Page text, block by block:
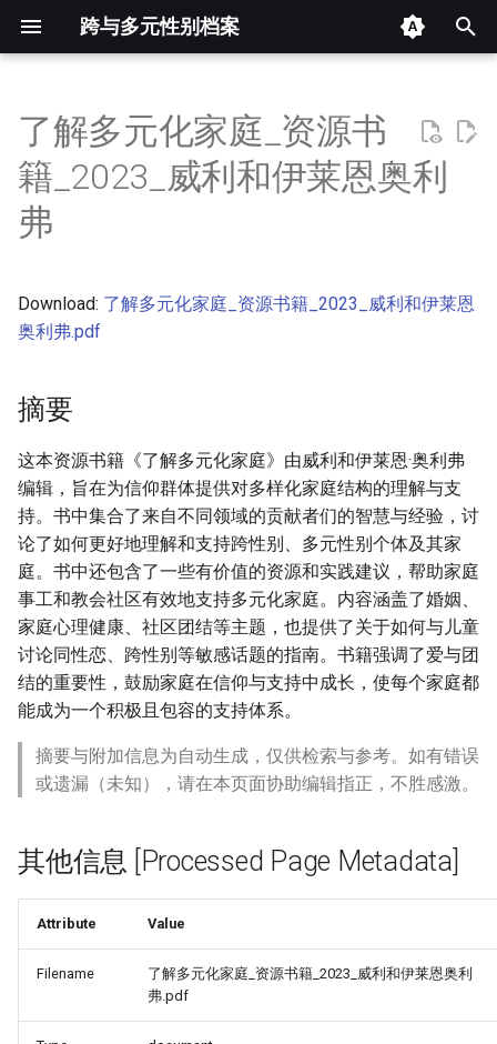
跨与多元性别档案
入
以
开
始
索
摘要
其他信息 [Processed Page
Metadata]
了解多元化家庭_资源书
籍_2023_威利和伊莱恩奥利
弗
Download: 了解多元化家庭_资源书籍_2023_威利和伊莱恩
奥利弗.pdf
摘要
这本资源书籍《了解多元化家庭》由威利和伊莱恩·奥利弗
编辑，旨在为信仰群体提供对多样化家庭结构的理解与支
持。书中集合了来自不同领域的贡献者们的智慧与经验，讨
论了如何更好地理解和支持跨性别、多元性别个体及其家
庭。书中还包含了一些有价值的资源和实践建议，帮助家庭
事工和教会社区有效地支持多元化家庭。内容涵盖了婚姻、
家庭心理健康、社区团结等主题，也提供了关于如何与儿童
讨论同性恋、跨性别等敏感话题的指南。书籍强调了爱与团
结的重要性，鼓励家庭在信仰与支持中成长，使每个家庭都
能成为一个积极且包容的支持体系。
摘要与附加信息为自动生成，仅供检索与参考。如有错误
或遗漏（未知），请在本页面协助编辑指正，不胜感激。
其他信息 [Processed Page Metadata]
Attribute Value
Filename
了解多元化家庭_资源书籍_2023_威利和伊莱恩奥利
弗.pdf